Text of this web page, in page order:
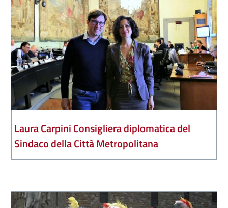
Laura Carpini Consigliera diplomatica del
Sindaco della Città Metropolitana